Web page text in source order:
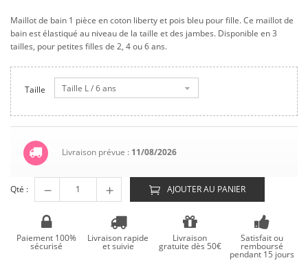
Maillot de bain 1 pièce en coton liberty et pois bleu pour fille. Ce maillot de
bain est élastiqué au niveau de la taille et des jambes. Disponible en 3
tailles, pour petites filles de 2, 4 ou 6 ans.
Taille Taille L / 6 ans
Livraison prévue : 11/08/2026
Qté : AJOUTER AU PANIER
Paiement 100%
sécurisé
Livraison rapide
et suivie
Livraison
gratuite dès 50€
Satisfait ou
remboursé
pendant 15 jours